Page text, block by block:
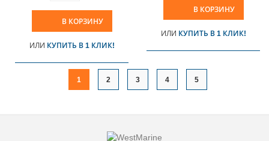
В КОРЗИНУ
ИЛИ КУПИТЬ В 1 КЛИК!
В КОРЗИНУ
ИЛИ КУПИТЬ В 1 КЛИК!
1 2 3 4 5